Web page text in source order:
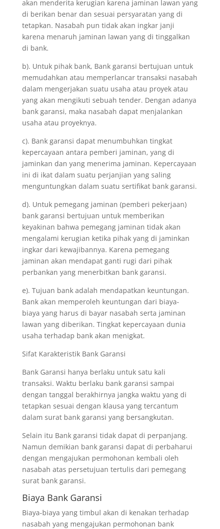
akan menderita kerugian karena jaminan lawan yang
di berikan benar dan sesuai persyaratan yang di
tetapkan. Nasabah pun tidak akan ingkar janji
karena menaruh jaminan lawan yang di tinggalkan
di bank.
b). Untuk pihak bank, Bank garansi bertujuan untuk
memudahkan atau memperlancar transaksi nasabah
dalam mengerjakan suatu usaha atau proyek atau
yang akan mengikuti sebuah tender. Dengan adanya
bank garansi, maka nasabah dapat menjalankan
usaha atau proyeknya.
c). Bank garansi dapat menumbuhkan tingkat
kepercayaan antara pemberi jaminan, yang di
jaminkan dan yang menerima jaminan. Kepercayaan
ini di ikat dalam suatu perjanjian yang saling
menguntungkan dalam suatu sertifikat bank garansi.
d). Untuk pemegang jaminan (pemberi pekerjaan)
bank garansi bertujuan untuk memberikan
keyakinan bahwa pemegang jaminan tidak akan
mengalami kerugian ketika pihak yang di jaminkan
ingkar dari kewajibannya. Karena pemegang
jaminan akan mendapat ganti rugi dari pihak
perbankan yang menerbitkan bank garansi.
e). Tujuan bank adalah mendapatkan keuntungan.
Bank akan memperoleh keuntungan dari biaya-
biaya yang harus di bayar nasabah serta jaminan
lawan yang diberikan. Tingkat kepercayaan dunia
usaha terhadap bank akan menigkat.
Sifat Karakteristik Bank Garansi
Bank Garansi hanya berlaku untuk satu kali
transaksi. Waktu berlaku bank garansi sampai
dengan tanggal berakhirnya jangka waktu yang di
tetapkan sesuai dengan klausa yang tercantum
dalam surat bank garansi yang bersangkutan.
Selain itu Bank garansi tidak dapat di perpanjang.
Namun demikian bank garansi dapat di perbaharui
dengan mengajukan permohonan kembali oleh
nasabah atas persetujuan tertulis dari pemegang
surat bank garansi.
Biaya Bank Garansi
Biaya-biaya yang timbul akan di kenakan terhadap
nasabah yang mengajukan permohonan bank